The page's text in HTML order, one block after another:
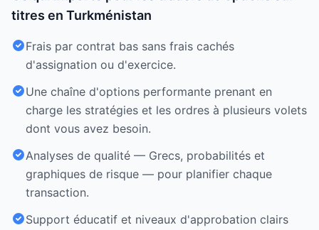
titres en Turkménistan
Frais par contrat bas sans frais cachés
d'assignation ou d'exercice.
Une chaîne d'options performante prenant en
charge les stratégies et les ordres à plusieurs volets
dont vous avez besoin.
Analyses de qualité — Grecs, probabilités et
graphiques de risque — pour planifier chaque
transaction.
Support éducatif et niveaux d'approbation clairs